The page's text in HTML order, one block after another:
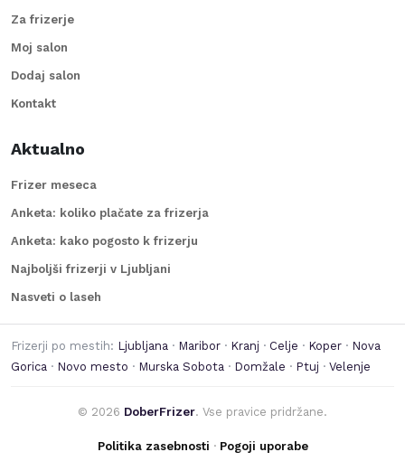
Za frizerje
Moj salon
Dodaj salon
Kontakt
Aktualno
Frizer meseca
Anketa: koliko plačate za frizerja
Anketa: kako pogosto k frizerju
Najboljši frizerji v Ljubljani
Nasveti o laseh
Frizerji po mestih: Ljubljana · Maribor · Kranj · Celje · Koper · Nova
Gorica · Novo mesto · Murska Sobota · Domžale · Ptuj · Velenje
© 2026 DoberFrizer. Vse pravice pridržane.
Politika zasebnosti · Pogoji uporabe